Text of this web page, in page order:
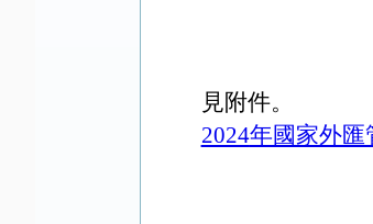
見附件。
2024年國家外匯